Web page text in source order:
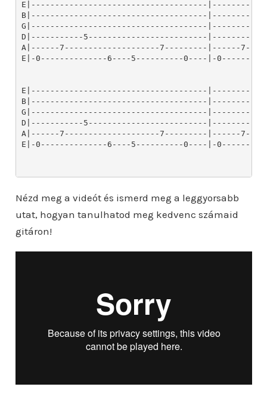
Nézd meg a videót és ismerd meg a leggyorsabb
utat, hogyan tanulhatod meg kedvenc számaid
gitáron!